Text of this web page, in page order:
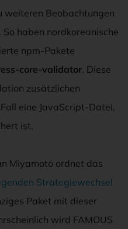
weiteren Beobachtungen
haben nordkoreanische
npm-Pakete
core-validator. Diese
zusätzlichen
eine JavaScript-Datei,
ist.
Miyamoto ordnet das
Strategiewechsel
Paket mit dieser
wird FAMOUS